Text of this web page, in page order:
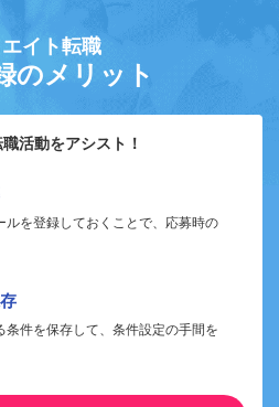
イト転職
のメリット
活動をアシスト！
ルを登録しておくことで、応募時の
条件を保存して、条件設定の手間を